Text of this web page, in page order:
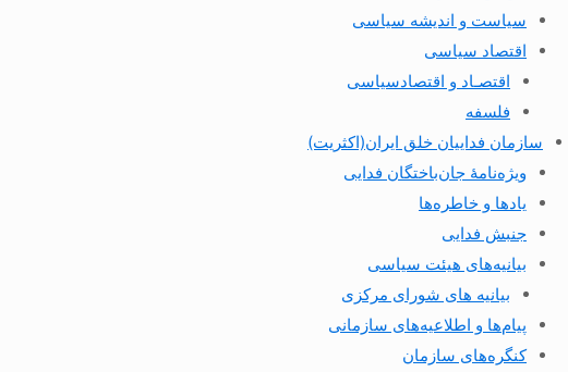
سیاست و اندیشه سیاسی
اقتصاد سیاسی
اقتصـاد و اقتصاد‌سیاسی
فلسفه
سازمان فداییان خلق ایران(اکثریت)
ویژه‌نامهٔ جان‌باختگان فدایی
یادها و خاطره‌ها
جنبش فدایی
بیانیه‌های هیئت سیاسی
بیانیه های شورای مرکزی
پیام‌ها و اطلاعیه‌های سازمانی
کنگره‌های سازمان